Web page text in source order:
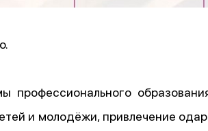
и молодёжи, привлечение